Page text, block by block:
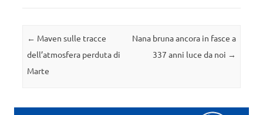
Navigazione articolo
← Maven sulle tracce
dell’atmosfera perduta di
Marte
Nana bruna ancora in fasce a
337 anni luce da noi →